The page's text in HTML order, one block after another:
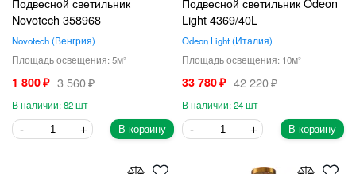
Novotech 358968
Novotech Венгрия
5
1 800 3 560
82
В корзину
Light 4369/40L
Odeon Light Италия
10
33 780 42 220
24
В корзину